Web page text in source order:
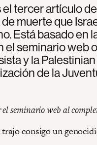
el tercer artículo
de muerte que
Está basado en
el seminario web
y la
de la
el seminario web al
consigo un